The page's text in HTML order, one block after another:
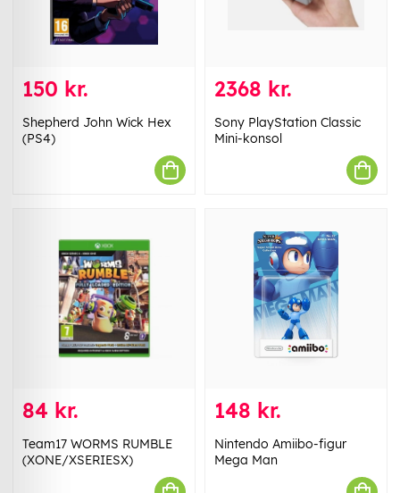
150 kr.
Shepherd John Wick Hex
(PS4)
2368 kr.
Sony PlayStation Classic
Mini-konsol
84 kr.
Team17 WORMS RUMBLE
(XONE/XSERIESX)
148 kr.
Nintendo Amiibo-figur
Mega Man